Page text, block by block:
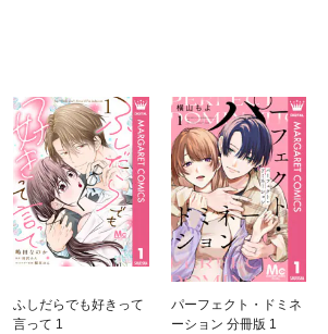
ふしだらでも好きって
言って 1
パーフェクト・ドミネ
ーション 分冊版 1